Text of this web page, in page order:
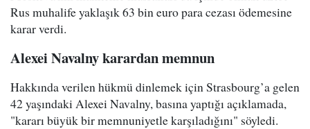
Rus muhalife yaklaşık 63 bin euro para cezası ödemesine
karar verdi.
Alexei Navalny karardan memnun
Hakkında verilen hükmü dinlemek için Strasbourg’a gelen
42 yaşındaki Alexei Navalny, basına yaptığı açıklamada,
"kararı büyük bir memnuniyetle karşıladığını" söyledi.